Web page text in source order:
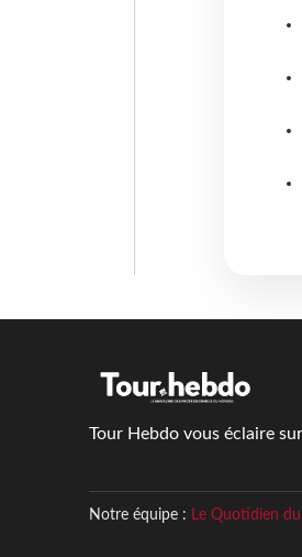
Tour Hebdo vous éclaire
Notre équipe : Le Quotidien